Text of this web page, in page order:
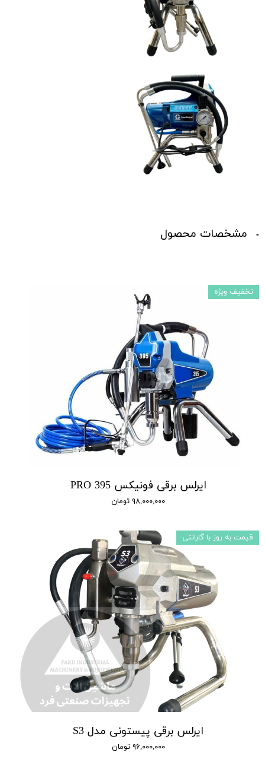
مشخصات محصول
ایرلس برقی فونیکس 395 PRO
۹۸,۰۰۰,۰۰۰ تومان
تخفیف ویژه
ایرلس برقی پیستونی مدل S3
۹۶,۰۰۰,۰۰۰ تومان
قیمت به روز با گارانتی